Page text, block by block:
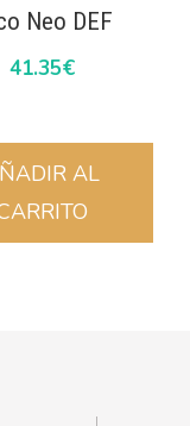
Neo DEF
41.35€
AL